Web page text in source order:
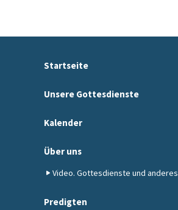
Startseite
Unsere Gottesdienste
Kalender
Über uns
Video. Gottesdienste und anderes
Predigten